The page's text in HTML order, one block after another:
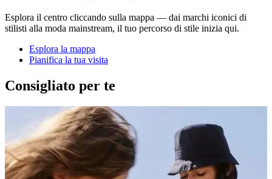
Esplora il centro cliccando sulla mappa — dai marchi iconici di
stilisti alla moda mainstream, il tuo percorso di stile inizia qui.
Esplora la mappa
Pianifica la tua visita
Consigliato per te